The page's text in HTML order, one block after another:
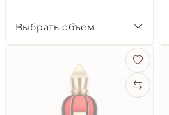
Выбрать объем